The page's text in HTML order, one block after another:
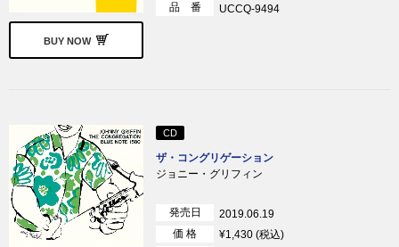
BUY NOW
品 番
UCCQ-9494
CD
ザ・コングリゲーション
ジョニー・グリフィン
発売日
2019.06.19
価 格
¥1,430 (税込)